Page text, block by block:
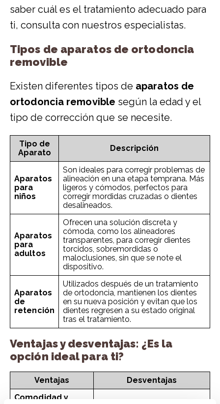
saber cuál es el tratamiento adecuado para
ti, consulta con nuestros especialistas.
Tipos de aparatos de ortodoncia
removible
Existen diferentes tipos de aparatos de
ortodoncia removible según la edad y el
tipo de corrección que se necesite.
Tipo de
Aparato
Descripción
Aparatos
para
niños
Son ideales para corregir problemas de
alineación en una etapa temprana. Más
ligeros y cómodos, perfectos para
corregir mordidas cruzadas o dientes
desalineados.
Aparatos
para
adultos
Ofrecen una solución discreta y
cómoda, como los alineadores
transparentes, para corregir dientes
torcidos, sobremordidas o
maloclusiones, sin que se note el
dispositivo.
Aparatos
de
retención
Utilizados después de un tratamiento
de ortodoncia, mantienen los dientes
en su nueva posición y evitan que los
dientes regresen a su estado original
tras el tratamiento.
Ventajas y desventajas: ¿Es la
opción ideal para ti?
Ventajas
Desventajas
Comodidad y